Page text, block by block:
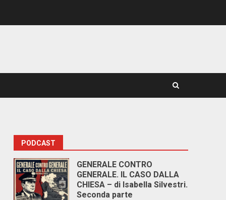
PODCAST
GENERALE CONTRO
GENERALE. IL CASO DALLA
CHIESA – di Isabella Silvestri.
Seconda parte